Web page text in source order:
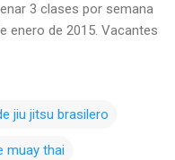
3 clases por semana
enero de 2015. Vacantes
jiu jitsu brasilero
muay thai